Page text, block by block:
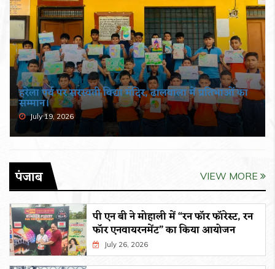
हरेला पर्व पर सरस्वती विद्या मंदिर, ढालवाला में प्रतिभाओं का
सम्मान।
July 19, 2026
पंजाब VIEW MORE
पी एन बी ने मोहाली में “रन फॉर फॉरेस्ट, रन
फॉर एनवायरनमेंट” का किया आयोजन
July 26, 2026